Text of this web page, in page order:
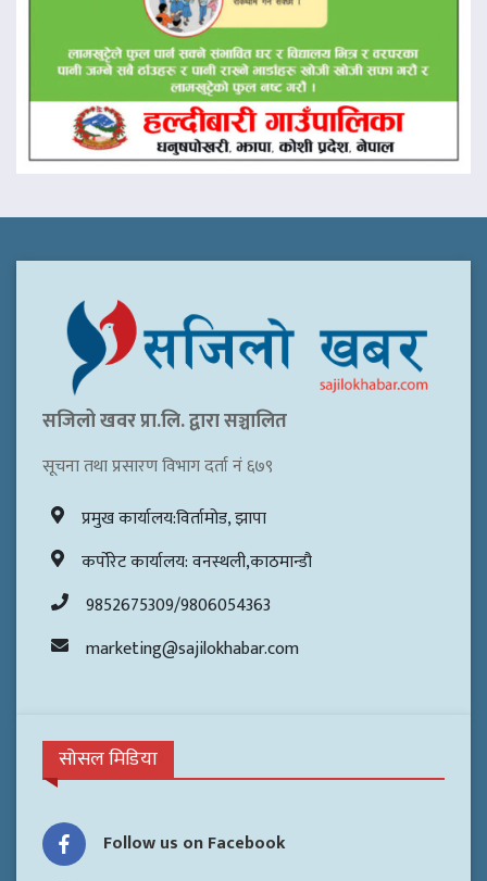
सजिलो खवर प्रा.लि. द्वारा सञ्चालित
सूचना तथा प्रसारण विभाग दर्ता नं ६७९
प्रमुख कार्यालय:विर्तामोड, झापा
कर्पोरेट कार्यालय: वनस्थली,काठमान्डौ
9852675309/9806054363
marketing@sajilokhabar.com
सोसल मिडिया
Follow us on Facebook